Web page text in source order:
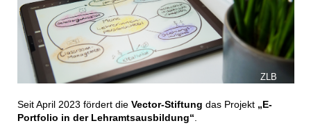
ZLB
Seit April 2023 fördert die Vector-Stiftung das Projekt „E-
Portfolio in der Lehramtsausbildung“.